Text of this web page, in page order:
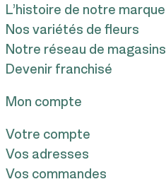
L’histoire de notre marque
Nos variétés de fleurs
Notre réseau de magasins
Devenir franchisé
Mon compte
Votre compte
Vos adresses
Vos commandes